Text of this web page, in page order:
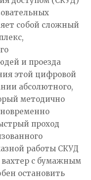
собой сложный
и проезда
этой цифровой
абсолютного,
методично
проход
работы СКУД
вахтер с бумажным
остановить